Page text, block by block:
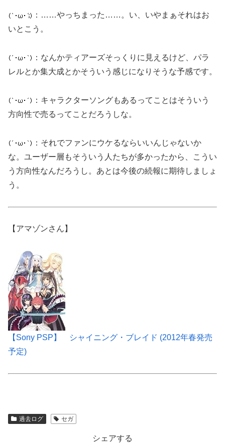
：……やっちまった……。い、いやまぁそれはお
いとこう。
：なんかティアーズそっくりに見えるけど、パラ
レルとか集大成とかそういう感じになりそうな予感です。
：キャラクターソングもあるってことはそういう
方向性で売るってことだろうしな。
：それでファンにウケるならいいんじゃないか
な。ユーザー層もそういう人たちが多かったから、こうい
う方向性なんだろうし。あとは今後の続報に期待しましょ
う。
【アマゾンさん】
【Sony PSP】 シャイニング・ブレイド (2012年春発売
予定)
過去ログ セガ
シェアする